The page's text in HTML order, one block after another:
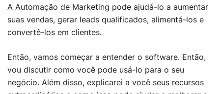
A Automação de Marketing pode ajudá-lo a aumentar
suas vendas, gerar leads qualificados, alimentá-los e
convertê-los em clientes.
Então, vamos começar a entender o software. Então,
vou discutir como você pode usá-lo para o seu
negócio. Além disso, explicarei a você seus recursos